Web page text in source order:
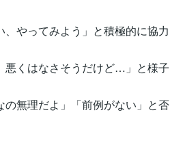
、やってみよう」と積極的に協力
悪くはなさそうだけど…」と様子
の無理だよ」「前例がない」と否